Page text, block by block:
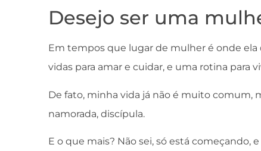
Desejo ser uma
Em tempos que lugar de mulher é onde ela
vidas para amar e cuidar, e uma rotina para
De fato, minha vida já não é muito comum,
namorada, discípula.
E o que mais? Não sei, só está